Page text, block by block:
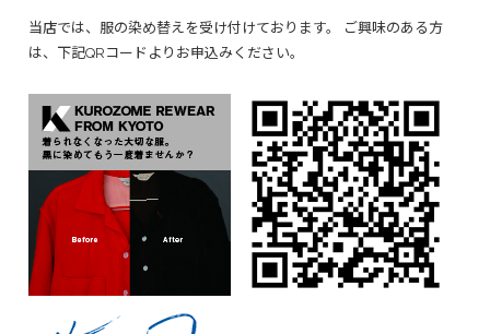
当店では、服の染め替えを受け付けております。 ご興味のある方
は、下記QRコードよりお申込みください。